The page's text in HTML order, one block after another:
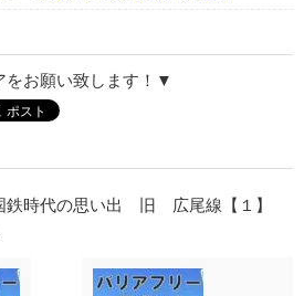
をお願い致します！▼
鉄時代の思い出 旧 広尾線【１】